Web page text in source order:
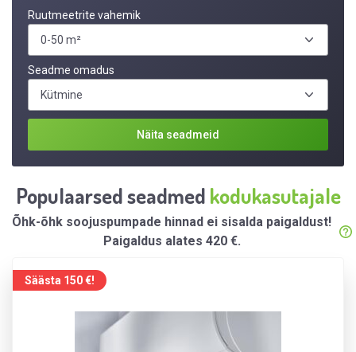
Ruutmeetrite vahemik
Seadme omadus
Näita seadmeid
Populaarsed seadmed kodukasutajale
Õhk-õhk soojuspumpade hinnad ei sisalda paigaldust!
Paigaldus alates 420 €.
Säästa 150 €!